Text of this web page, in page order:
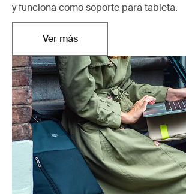
y funciona como soporte para tableta.
Ver másSe abre en una nueva pestaña